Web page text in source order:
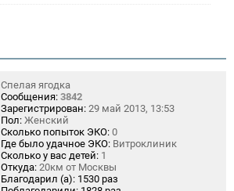
Спелая ягодка
Сообщения: 3842
Зарегистрирован: 29 май 2013, 13:53
Пол: Женский
Сколько попыток ЭКО: 0
Где было удачное ЭКО: Витроклиник
Сколько у вас детей: 1
Откуда: 20км от Москвы
Благодарил (а): 1530 раз